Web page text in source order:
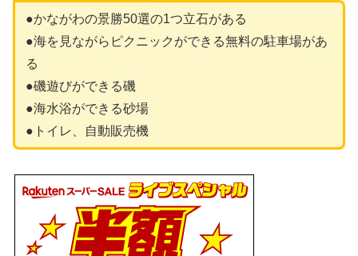
●かながわの景勝50選の1つ立石がある
●海を見ながらピクニックができる無料の駐車場があ
る
●磯遊びができる磯
●海水浴ができる砂場
●トイレ、自動販売機